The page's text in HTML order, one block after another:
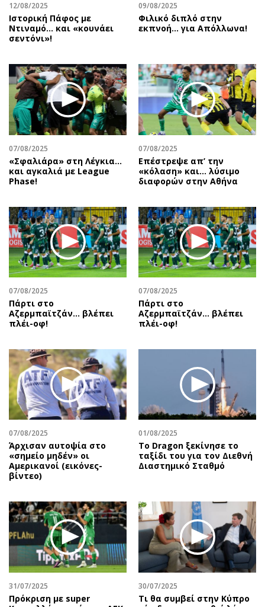
AstroBank Properties
Trends
Ενέργεια
Ναυτιλία
Περιβάλλον
Ελλάδα
Κόσμος
Παράξενα
Πολιτισμός
Σινεμά
Θέατρο-Χορός
Εικαστικά
Βιβλίο
Χειρόγραφα
Περιβάλλον
Good Life
Showbiz
Ταξίδια
Συνταγές
Έξοδος
Media
Εκπομπές
Wine routes
Podcasts
Προσφορές
Προσωπικότητες στην ''Κ''
Επιστολές
12/08/2025
Ιστορική Πάφος με
Ντιναμό… και «κουνάει
σεντόνι»!
09/08/2025
Φιλικό διπλό στην
εκπνοή… για Απόλλωνα!
07/08/2025
«Σφαλιάρα» στη Λέγκια…
και αγκαλιά με League
Phase!
07/08/2025
Επέστρεψε απ’ την
«κόλαση» και… λύσιμο
διαφορών στην Αθήνα
07/08/2025
Πάρτι στο
Αζερμπαϊτζάν… βλέπει
πλέι-οφ!
07/08/2025
Πάρτι στο
Αζερμπαϊτζάν… βλέπει
πλέι-οφ!
07/08/2025
Άρχισαν αυτοψία στο
«σημείο μηδέν» οι
Αμερικανοί (εικόνες-
βίντεο)
01/08/2025
Το Dragon ξεκίνησε το
ταξίδι του για τον Διεθνή
Διαστημικό Σταθμό
31/07/2025
Πρόκριση με super
30/07/2025
Τι θα συμβεί στην Κύπρο